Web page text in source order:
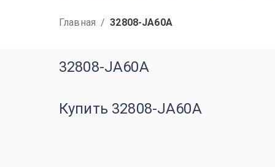
Главная / 32808-JA60A
32808-JA60A
Купить 32808-JA60A